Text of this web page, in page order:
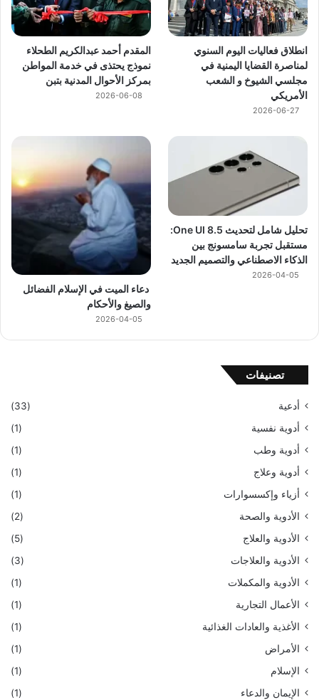
انطلاق فعاليات اليوم السنوي
لمناصرة القضايا اليمنية في
مجلسي الشيوخ و الشعب
الأمريكي
2026-06-27
المقدم أحمد عبدالكريم الطحلاء
نموذج يحتذى في خدمة المواطن
بمركز الأحوال المدنية بتبن
2026-06-08
تحليل شامل لتحديث One UI 8.5:
مستقبل تجربة سامسونج بين
الذكاء الاصطناعي والتصميم الجديد
2026-04-05
دعاء الميت في الإسلام الفضائل
والصيغ والأحكام
2026-04-05
تصنيفات
أدعية
(33)
أدوية نفسية
(1)
أدوية وطب
(1)
أدوية وعلاج
(1)
أزياء وإكسسوارات
(1)
الأدوية والصحة
(2)
الأدوية والعلاج
(5)
الأدوية والعلاجات
(3)
الأدوية والمكملات
(1)
الأعمال التجارية
(1)
الأغذية والعادات الغذائية
(1)
الأمراض
(1)
الإسلام
(1)
الإيمان والدعاء
(1)